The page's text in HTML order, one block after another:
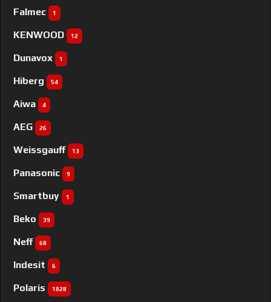
Falmec 1
KENWOOD 12
Dunavox 1
Hiberg 54
Aiwa 4
AEG 26
Weissgauff 13
Panasonic 9
Smartbuy 1
Beko 39
Neff 68
Indesit 6
Polaris 1828